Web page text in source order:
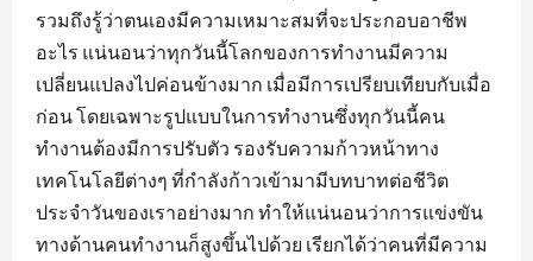
รวมถึงรู้ว่าตนเองมีความเหมาะสมที่จะประกอบอาชีพ
อะไร แน่นอนว่าทุกวันนี้โลกของการทำงานมีความ
เปลี่ยนแปลงไปค่อนข้างมาก เมื่อมีการเปรียบเทียบกับเมื่อ
ก่อน โดยเฉพาะรูปแบบในการทำงานซึ่งทุกวันนี้คน
ทำงานต้องมีการปรับตัว รองรับความก้าวหน้าทาง
เทคโนโลยีต่างๆ ที่กำลังก้าวเข้ามามีบทบาทต่อชีวิต
ประจำวันของเราอย่างมาก ทำให้แน่นอนว่าการแข่งขัน
ทางด้านคนทำงานก็สูงขึ้นไปด้วย เรียกได้ว่าคนที่มีความ